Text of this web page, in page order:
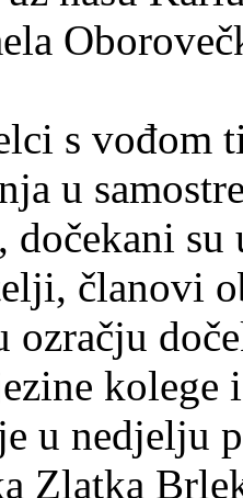
s vođom
u
dočekani
članovi
ozračju
u nedjelju
Zlatka